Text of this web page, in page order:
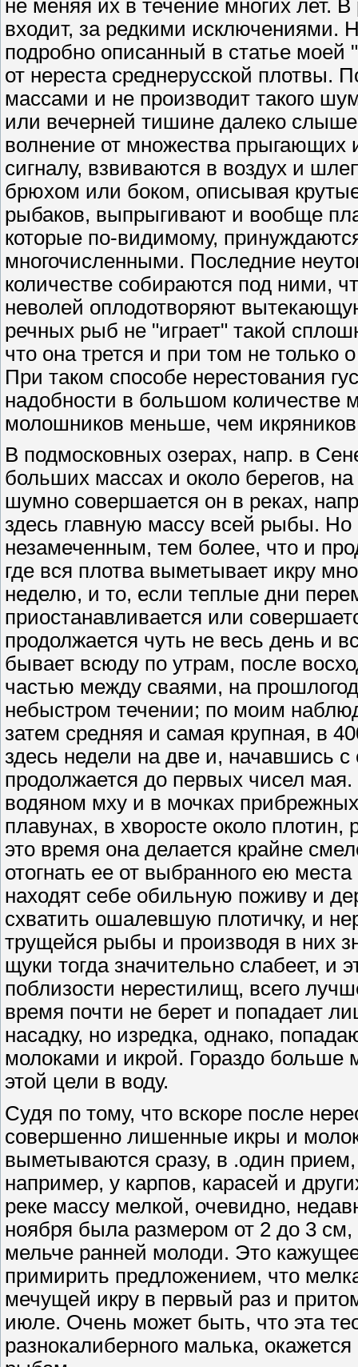
не меняя их в течение многих лет.
входит, за редкими исключениями.
подробно описанный в статье моей
от нереста среднерусской плотвы.
массами и не производит такого
или вечерней тишине далеко
волнение от множества прыгающих
сигналу, взвиваются в воздух и
брюхом или боком, описывая
рыбаков, выпрыгивают и вообще
которые по-видимому,
многочисленными. Последние
количестве собираются под ними,
неволей оплодотворяют
речных рыб не "играет" такой
что она трется и при том не только
При таком способе нерестования
надобности в большом количестве
молошников меньше, чем
В подмосковных озерах, напр. в
больших массах и около берегов,
шумно совершается он в реках,
здесь главную массу всей рыбы. Но
незамеченным, тем более, что и
где вся плотва выметывает икру
неделю, и то, если теплые дни
приостанавливается или
продолжается чуть не весь день и
бывает всюду по утрам, после
частью между сваями, на
небыстром течении; по моим
затем средняя и самая крупная, в
здесь недели на две и, начавшись с
продолжается до первых чисел
водяном мху и в мочках
плавунах, в хворосте около
это время она делается крайне
отогнать ее от выбранного ею
находят себе обильную поживу и
схватить ошалевшую плотичку, и
трущейся рыбы и производя в них
щуки тогда значительно слабеет, и
поблизости нерестилищ, всего
время почти не берет и попадает
насадку, но изредка, однако,
молоками и икрой. Гораздо больше
этой цели в воду.
Судя по тому, что вскоре после
совершенно лишенные икры и
выметываются сразу, в .один
например, у карпов, карасей и
реке массу мелкой, очевидно,
ноября была размером от 2 до 3
мельче ранней молоди. Это
примирить предложением, что
мечущей икру в первый раз и
июле. Очень может быть, что эта
разнокалиберного малька,